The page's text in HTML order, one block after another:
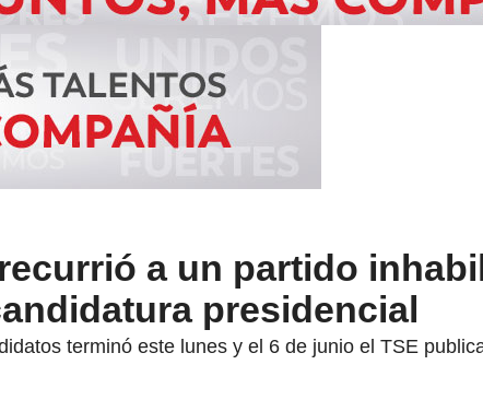
a un partido
presidencial
terminó este lunes y el 6 de junio el TSE